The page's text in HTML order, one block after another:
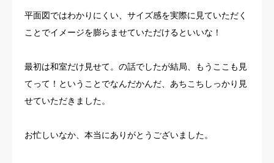
平面図ではわかりにくい、サイズ感を実際に見ていただく
ことでイメージを膨らませていただけるといいな！
最初は和室だけ見せて。の話でしたが結局、もうここも見
てって！ということでなんだかんだ、あちこちしっかり見
せていただきました。
お忙しいなか、本当にありがとうございました。